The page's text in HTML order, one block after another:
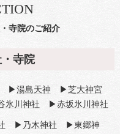
寺院のご紹介
寺院
▶ 湯島天神 ▶ 芝大神宮
氷川神社 ▶ 赤坂氷川神社
▶ 乃木神社 ▶東郷神